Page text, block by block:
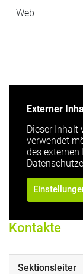
Web
Externer
Dieser Inhalt
verwendet
des externen
Kontakte
Sektionsleiter